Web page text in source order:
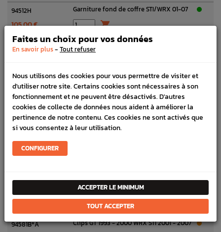
94512H Garniture fond de coffre STI/WRX 01-07
105,00 € 
94512G Garniture de coffre supérieur WRX/STI
01-07 (Plus fabriqué)
W130043 Clips garniture de coffre subaru WRX/STI
01-07
3,00 € 
W100028 Agrafe mâle de coffre pour WRX/STI 01-
07
94514
Couvercle roue de secours impreza GT et
WRX/STI 01-07

94581B*A Clips GT 1993 - 2000 WRX STI 2001 - 2007
Faites un choix pour vos données
En savoir plus- Tout refuser
Nous utilisons des cookies pour vous permettre de visiter et
d'utiliser notre site. Certains cookies sont nécessaires à son
fonctionnement et ne peuvent être désactivés. D'autres
cookies de collecte de données nous aident à améliorer la
pertinence de notre contenu. Ces cookies ne sont activés que
si vous consentez à leur utilisation.
CONFIGURER
ACCEPTER LE MINIMUM
TOUT ACCEPTER